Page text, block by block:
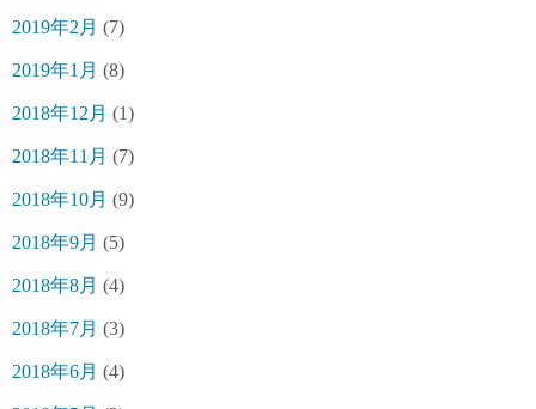
2019年2月 (7)
2019年1月 (8)
2018年12月 (1)
2018年11月 (7)
2018年10月 (9)
2018年9月 (5)
2018年8月 (4)
2018年7月 (3)
2018年6月 (4)